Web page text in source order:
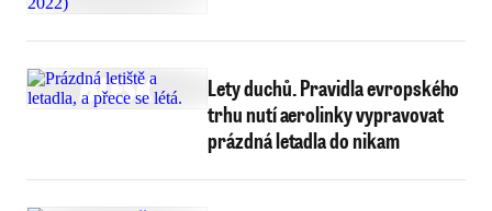
Lety duchů. Pravidla evropského
trhu nutí aerolinky vypravovat
prázdná letadla do nikam